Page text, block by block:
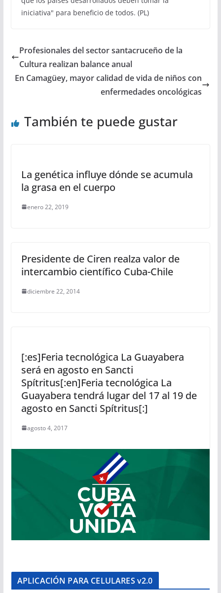
iniciativa" para beneficio de todos. (PL)
Profesionales del sector santacruceño de la
Cultura realizan balance anual
En Camagüey, mayor calidad de vida de niños con
enfermedades oncológicas
También te puede gustar
La genética influye dónde se acumula
la grasa en el cuerpo
enero 22, 2019
Presidente de Ciren realza valor de
intercambio científico Cuba-Chile
diciembre 22, 2014
[:es]Feria tecnológica La Guayabera
será en agosto en Sancti
Spítritus[:en]Feria tecnológica La
Guayabera tendrá lugar del 17 al 19 de
agosto en Sancti Spítritus[:]
agosto 4, 2017
APLICACIÓN PARA CELULARES v2.0